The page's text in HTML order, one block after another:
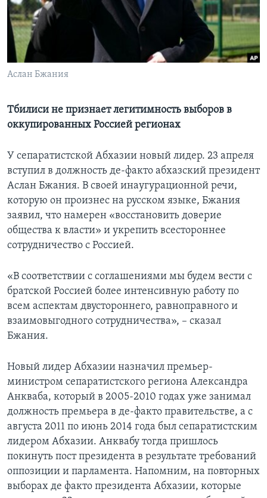
Learning English
СОЦИАЛЬНЫЕ СЕТИ
Языки
Аслан Бжания
Тбилиси не признает легитимность выборов в
оккупированных Россией регионах
У сепаратистской Абхазии новый лидер. 23 апреля
вступил в должность де-факто абхазский президент
Аслан Бжания. В своей инаугурационной речи,
которую он произнес на русском языке, Бжания
заявил, что намерен «восстановить доверие
общества к власти» и укрепить всестороннее
сотрудничество с Россией.
«В соответствии с соглашениями мы будем вести с
братской Россией более интенсивную работу по
всем аспектам двустороннего, равноправного и
взаимовыгодного сотрудничества», – сказал
Бжания.
Новый лидер Абхазии назначил премьер-
министром сепаратистского региона Александра
Анкваба, который в 2005-2010 годах уже занимал
должность премьера в де-факто правительстве, а с
августа 2011 по июнь 2014 года был сепаратистским
лидером Абхазии. Анквабу тогда пришлось
покинуть пост президента в результате требований
оппозиции и парламента. Напомним, на повторных
выборах де факто президента Абхазии, которые